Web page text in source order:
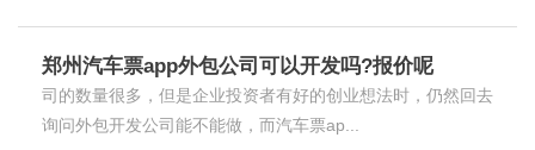
郑州汽车票app外包公司可以开发吗?报价呢
司的数量很多，但是企业投资者有好的创业想法时，仍然回去
询问外包开发公司能不能做，而汽车票ap...